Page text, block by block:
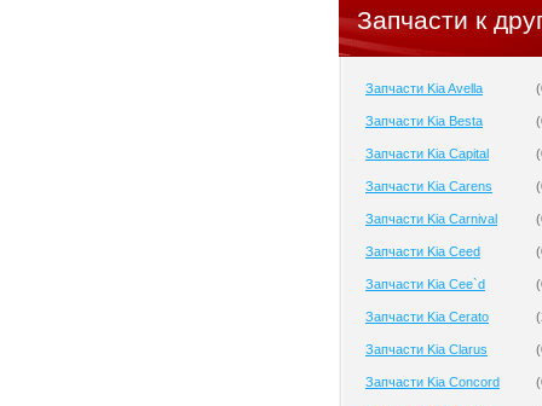
Запчасти к
Запчасти Kia Avella (
Запчасти Kia Besta (
Запчасти Kia Capital (
Запчасти Kia Carens (
Запчасти Kia Carnival (
Запчасти Kia Ceed (
Запчасти Kia Cee`d (
Запчасти Kia Cerato (
Запчасти Kia Clarus (
Запчасти Kia Concord (